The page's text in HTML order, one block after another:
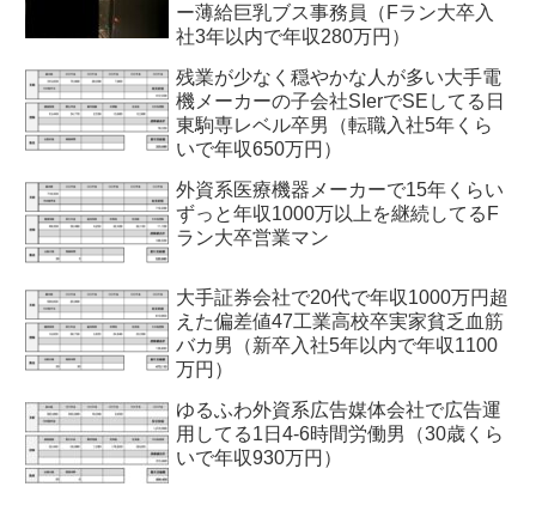
ー薄給巨乳ブス事務員（Fラン大卒入
社3年以内で年収280万円）
残業が少なく穏やかな人が多い大手電
機メーカーの子会社SIerでSEしてる日
東駒専レベル卒男（転職入社5年くら
いで年収650万円）
外資系医療機器メーカーで15年くらい
ずっと年収1000万以上を継続してるF
ラン大卒営業マン
大手証券会社で20代で年収1000万円超
えた偏差値47工業高校卒実家貧乏血筋
バカ男（新卒入社5年以内で年収1100
万円）
ゆるふわ外資系広告媒体会社で広告運
用してる1日4-6時間労働男（30歳くら
いで年収930万円）